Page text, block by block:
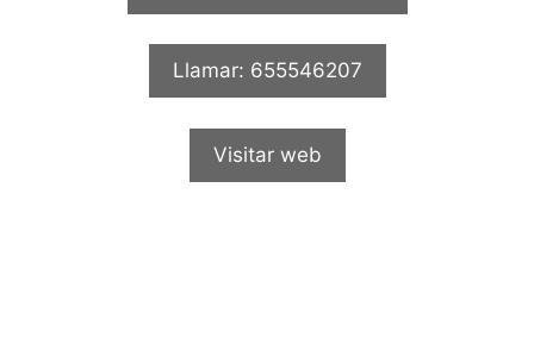
Llamar: 655546207
Visitar web